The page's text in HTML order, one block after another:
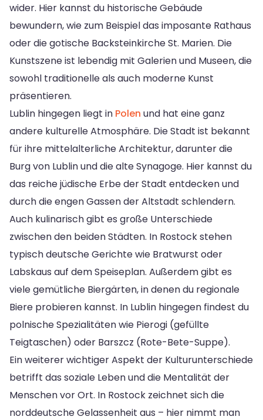
wider. Hier kannst du historische Gebäude
bewundern, wie zum Beispiel das imposante Rathaus
oder die gotische Backsteinkirche St. Marien. Die
Kunstszene ist lebendig mit Galerien und Museen, die
sowohl traditionelle als auch moderne Kunst
präsentieren.
Lublin hingegen liegt in Polen und hat eine ganz
andere kulturelle Atmosphäre. Die Stadt ist bekannt
für ihre mittelalterliche Architektur, darunter die
Burg von Lublin und die alte Synagoge. Hier kannst du
das reiche jüdische Erbe der Stadt entdecken und
durch die engen Gassen der Altstadt schlendern.
Auch kulinarisch gibt es große Unterschiede
zwischen den beiden Städten. In Rostock stehen
typisch deutsche Gerichte wie Bratwurst oder
Labskaus auf dem Speiseplan. Außerdem gibt es
viele gemütliche Biergärten, in denen du regionale
Biere probieren kannst. In Lublin hingegen findest du
polnische Spezialitäten wie Pierogi (gefüllte
Teigtaschen) oder Barszcz (Rote-Bete-Suppe).
Ein weiterer wichtiger Aspekt der Kulturunterschiede
betrifft das soziale Leben und die Mentalität der
Menschen vor Ort. In Rostock zeichnet sich die
norddeutsche Gelassenheit aus – hier nimmt man